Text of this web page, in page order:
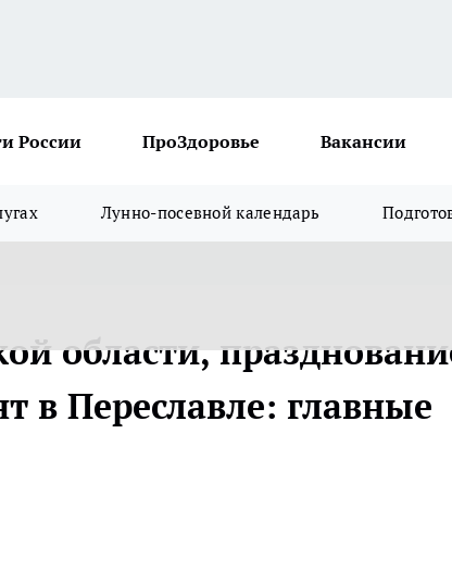
России ПроЗдоровье Вакансии
Лунно-посевной календарь
области,
в Переславле: главные